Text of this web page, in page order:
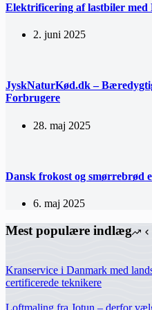
Elektrificering af lastbiler med
2. juni 2025
JyskNaturKød.dk –
Forbrugere
28. maj 2025
Dansk frokost og smørrebrød
6. maj 2025
Mest populære indlæg
Kranservice i Danmark med
certificerede teknikere
Loftmaling fra Jotun – derfor